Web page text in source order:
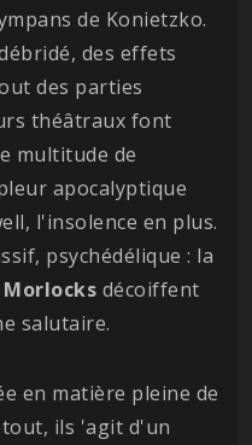
de Konietzko.
des effets
des parties
théâtraux font
multitude de
apocalyptique
l'insolence en plus.
psychédélique : la
Morlocks décoiffent
salutaire.
en matière pleine de
ils 'agit d'un